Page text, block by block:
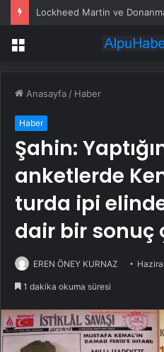
Menü
Anasayfa / Haber
Haber
Şahin:
anketlerde
turda ipi
dair bir sonuç
EREN ÖNEY KURNAZ
1 dakika okuma süresi